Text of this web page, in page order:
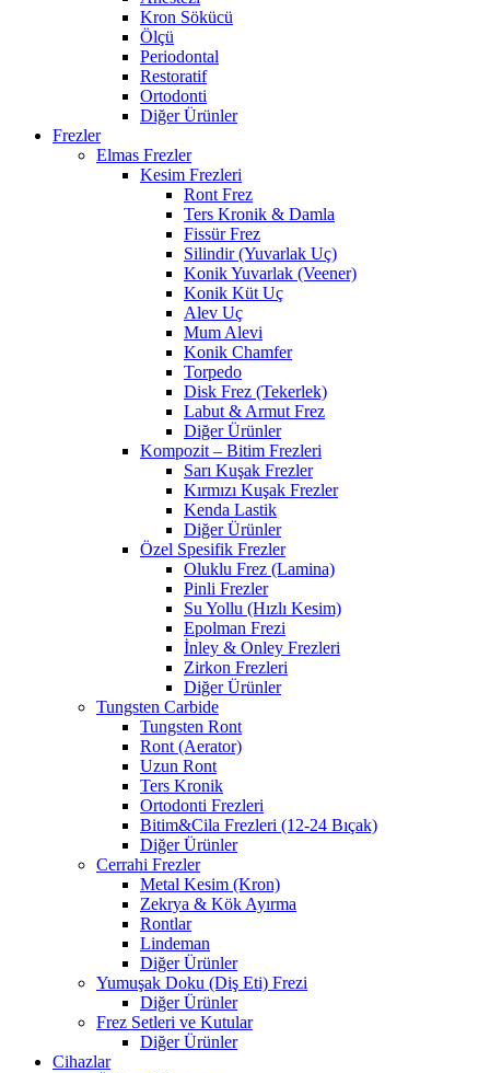
Kron Sökücü
Ölçü
Periodontal
Restoratif
Ortodonti
Diğer Ürünler
Frezler
Elmas Frezler
Kesim Frezleri
Ront Frez
Ters Kronik & Damla
Fissür Frez
Silindir (Yuvarlak Uç)
Konik Yuvarlak (Veener)
Konik Küt Uç
Alev Uç
Mum Alevi
Konik Chamfer
Torpedo
Disk Frez (Tekerlek)
Labut & Armut Frez
Diğer Ürünler
Kompozit – Bitim Frezleri
Sarı Kuşak Frezler
Kırmızı Kuşak Frezler
Kenda Lastik
Diğer Ürünler
Özel Spesifik Frezler
Oluklu Frez (Lamina)
Pinli Frezler
Su Yollu (Hızlı Kesim)
Epolman Frezi
İnley & Onley Frezleri
Zirkon Frezleri
Diğer Ürünler
Tungsten Carbide
Tungsten Ront
Ront (Aerator)
Uzun Ront
Ters Kronik
Ortodonti Frezleri
Bitim&Cila Frezleri (12-24 Bıçak)
Diğer Ürünler
Cerrahi Frezler
Metal Kesim (Kron)
Zekrya & Kök Ayırma
Rontlar
Lindeman
Diğer Ürünler
Yumuşak Doku (Diş Eti) Frezi
Diğer Ürünler
Frez Setleri ve Kutular
Diğer Ürünler
Cihazlar